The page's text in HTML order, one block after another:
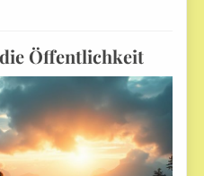
Öffentlichkeit